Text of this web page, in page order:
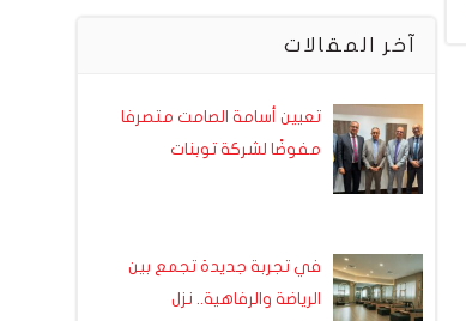
آخر المقالات
تعيين أسامة الصامت متصرفا
مفوضًا لشركة توبنات
في تجربة جديدة تجمع بين
الرياضة والرفاهية.. نزل